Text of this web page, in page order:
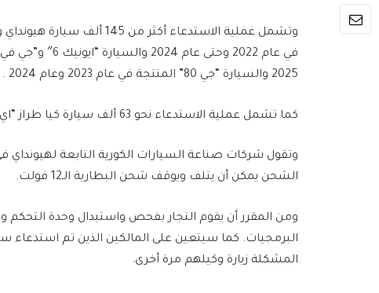
2025 والسيارة “جي 80” المنتجة في عام 2023 وعام 2024 .
كما تشمل عملية الاستدعاء نحو 63 ألف سيارة كيا طراز “اي في 6” المنتجة من عام 2022 وحتى عام 2024.
وتقول شركات صناعة السيارات الكورية التابعة لهيونداي
الشحن يمكن أن يتلف ويوقف شحن البطارية الـ12 فولت.
ومن المقرر أن يقوم التجار بفحص واستبدال وحدة التحكم
البرمجيات. كما سيتعين على المالكين الذين تم
المشكلة زيارة وكيلهم مرة أخرى.